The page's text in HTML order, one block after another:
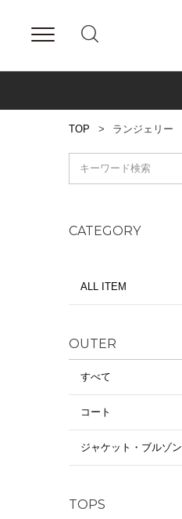
TOP ランジェリー
CATEGORY
ALL ITEM
OUTER
すべて
コート
ジャケット・ブルゾン
TOPS